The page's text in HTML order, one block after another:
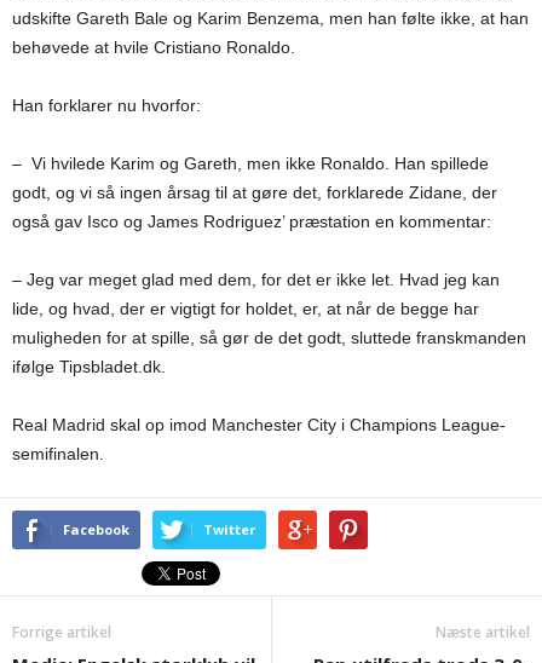
udskifte Gareth Bale og Karim Benzema, men han følte ikke, at han
behøvede at hvile Cristiano Ronaldo.
Han forklarer nu hvorfor:
– Vi hvilede Karim og Gareth, men ikke Ronaldo. Han spillede
godt, og vi så ingen årsag til at gøre det, forklarede Zidane, der
også gav Isco og James Rodriguez’ præstation en kommentar:
– Jeg var meget glad med dem, for det er ikke let. Hvad jeg kan
lide, og hvad, der er vigtigt for holdet, er, at når de begge har
muligheden for at spille, så gør de det godt, sluttede franskmanden
ifølge Tipsbladet.dk.
Real Madrid skal op imod Manchester City i Champions League-
semifinalen.
Facebook Twitter
Forrige artikel Næste artikel